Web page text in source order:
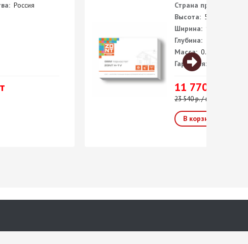
Россия
Страна производства:
Высота: 50 мм
Ширина:
Глубина:
Масса: 0.220 кг
Гарантия:
11 770 р. / шт
23 540 р. / шт